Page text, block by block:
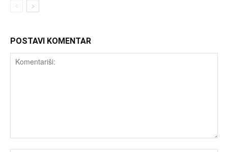
POSTAVI KOMENTAR